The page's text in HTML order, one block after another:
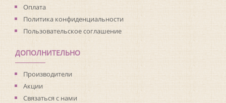
Оплата
Политика конфиденциальности
Пользовательское соглашение
ДОПОЛНИТЕЛЬНО
Производители
Акции
Связаться с нами